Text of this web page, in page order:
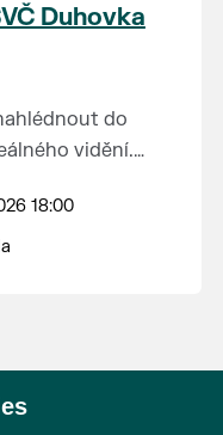
Duhovka
do
vidění.
objevování
jejich úsilí,
za jejich
18:00